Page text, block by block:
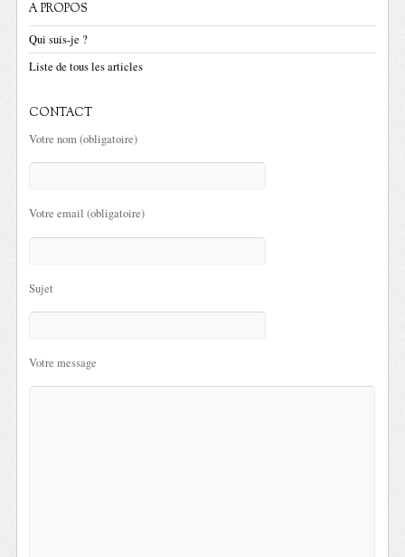
A PROPOS
Qui suis-je ?
Liste de tous les articles
CONTACT
Votre nom (obligatoire)
Votre email (obligatoire)
Sujet
Votre message